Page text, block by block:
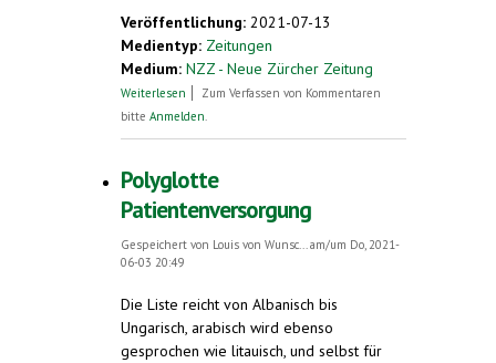
Veröffentlichung: 2021-07-13
Medientyp: Zeitungen
Medium: NZZ - Neue Zürcher Zeitung
Weiterlesen über Nach dem Völkerschlachten im Ersten
der Kunstsprache Esperanto Frieden und
Verständigung zu befördern.
Zum Verfassen von Kommentaren
bitte Anmelden.
Polyglotte
Patientenversorgung
Gespeichert von Louis von Wunsc...am/um Do, 2021-
06-03 20:49
Die Liste reicht von Albanisch bis
Ungarisch, arabisch wird ebenso
gesprochen wie litauisch, und selbst für